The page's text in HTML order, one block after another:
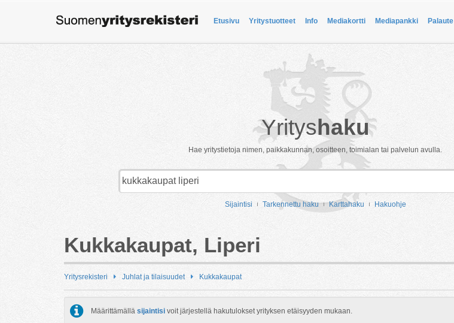
Etusivu Yritystuotteet Info Mediakortti Mediapankki Palaute
Yrityshaku
Hae yritystietoja nimen, paikkakunnan, osoitteen, toimialan tai palvelun avulla.
Sijaintisi Tarkennettu haku Karttahaku Hakuohje
Kukkakaupat, Liperi
Yritysrekisteri Juhlat ja tilaisuudet Kukkakaupat
Määrittämällä sijaintisi voit järjestellä hakutulokset yrityksen etäisyyden mukaan.